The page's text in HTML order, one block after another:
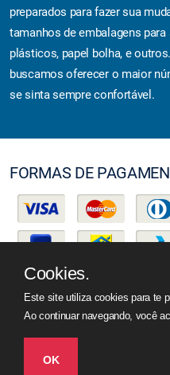
preparados para fazer sua
tamanhos de embalagens
plásticos, papel bolha, e
buscamos oferecer o maior
se sinta sempre confortável.
FORMAS DE
Cookies.
Este site utiliza cookies para te
Ao continuar navegando, você
OK